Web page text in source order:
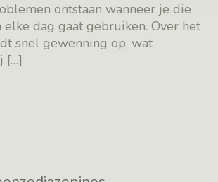
ontstaan wanneer je die
dag gaat gebruiken. Over het
snel gewenning op, wat
[…]